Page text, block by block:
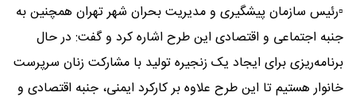
▫️رئیس سازمان پیشگیری و مدیریت بحران شهر تهران همچنین به
جنبه اجتماعی و اقتصادی این طرح اشاره کرد و گفت: در حال
برنامه‌ریزی برای ایجاد یک زنجیره تولید با مشارکت زنان سرپرست
خانوار هستیم تا این طرح علاوه بر کارکرد ایمنی، جنبه اقتصادی و